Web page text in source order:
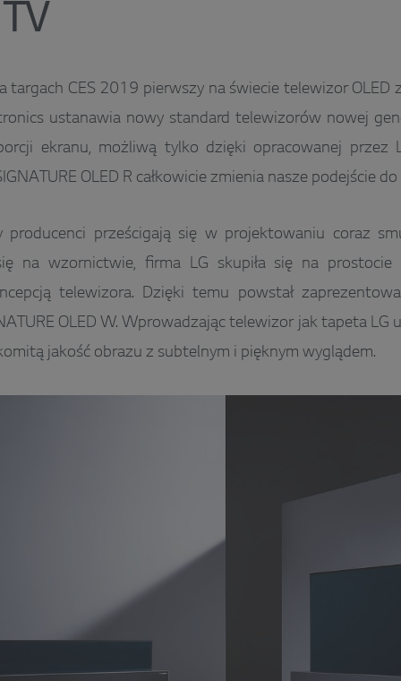
targach CES 2019 pierwszy na świecie telewizor OLED
ustanawia nowy standard telewizorów nowej
ekranu, możliwą tylko dzięki opracowanej przez
OLED R całkowicie zmienia nasze podejście
producenci prześcigają się w projektowaniu coraz
na wzornictwie, firma LG skupiła się na prostocie
telewizora. Dzięki temu powstał
OLED W. Wprowadzając telewizor jak tapeta LG
jakość obrazu z subtelnym i pięknym wyglądem.